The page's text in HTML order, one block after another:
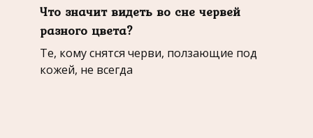
Что значит видеть во сне червей
разного цвета?
Те, кому снятся черви, ползающие под
кожей, не всегда